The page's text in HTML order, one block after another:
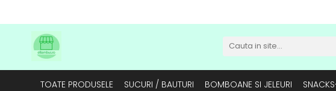
TOATE PRODUSELE SUCURI / BAUTURI BOMBOANE SI JELEURI